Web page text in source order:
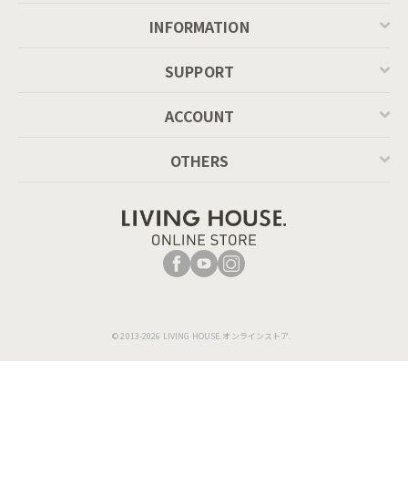
す美しさを備えた仕上がりです。
の概念からつくられたこの椅子は、寛ぐ人の動きの余白が意識
INFORMATION
SUPPORT
ACCOUNT
OTHERS
© 2013-2026 LIVING HOUSE.オンラインストア.